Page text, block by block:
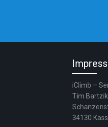
iClimb –
Tim Bartzik
34130